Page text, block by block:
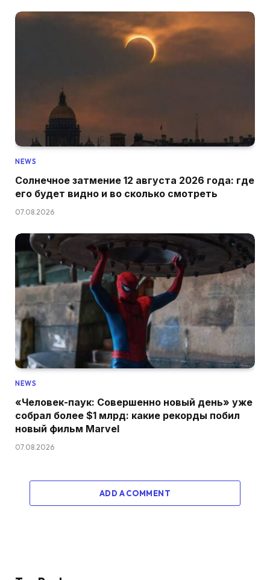
NEWS
Солнечное затмение 12 августа 2026 года: где
его будет видно и во сколько смотреть
07.08.2026
NEWS
«Человек-паук: Совершенно новый день» уже
собрал более $1 млрд: какие рекорды побил
новый фильм Marvel
07.08.2026
ADD A COMMENT